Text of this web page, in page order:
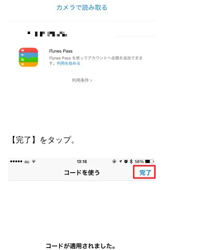
【完了】をタップ。